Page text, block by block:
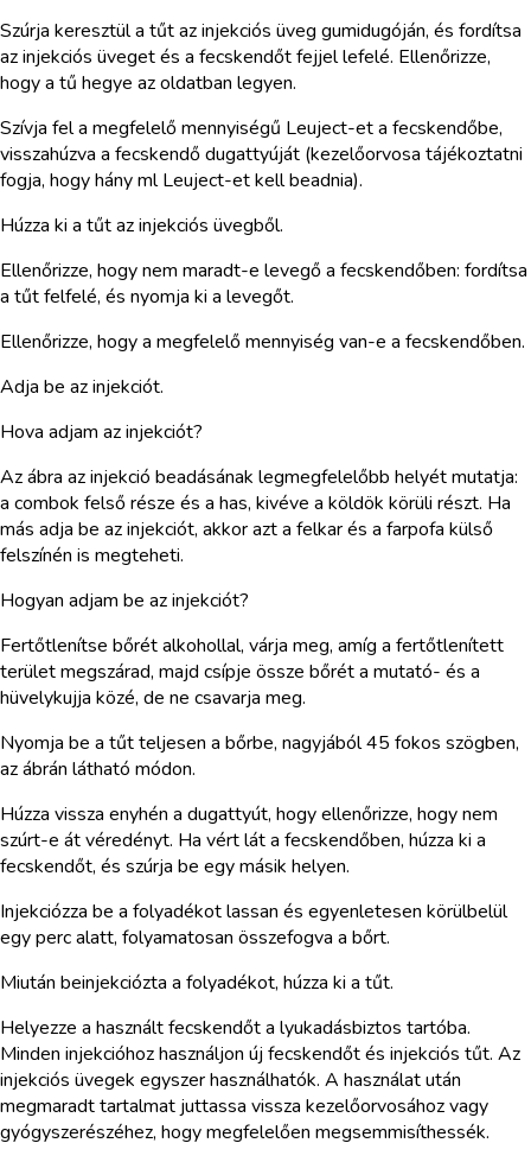
Szúrja keresztül a tűt az injekciós üveg gumidugóján, és fordítsa
az injekciós üveget és a fecskendőt fejjel lefelé. Ellenőrizze,
hogy a tű hegye az oldatban legyen.
Szívja fel a megfelelő mennyiségű Leuject-et a fecskendőbe,
visszahúzva a fecskendő dugattyúját (kezelőorvosa tájékoztatni
fogja, hogy hány ml Leuject-et kell beadnia).
Húzza ki a tűt az injekciós üvegből.
Ellenőrizze, hogy nem maradt-e levegő a fecskendőben: fordítsa
a tűt felfelé, és nyomja ki a levegőt.
Ellenőrizze, hogy a megfelelő mennyiség van-e a fecskendőben.
Adja be az injekciót.
Hova adjam az injekciót?
Az ábra az injekció beadásának legmegfelelőbb helyét mutatja:
a combok felső része és a has, kivéve a köldök körüli részt. Ha
más adja be az injekciót, akkor azt a felkar és a farpofa külső
felszínén is megteheti.
Hogyan adjam be az injekciót?
Fertőtlenítse bőrét alkohollal, várja meg, amíg a fertőtlenített
terület megszárad, majd csípje össze bőrét a mutató- és a
hüvelykujja közé, de ne csavarja meg.
Nyomja be a tűt teljesen a bőrbe, nagyjából 45 fokos szögben,
az ábrán látható módon.
Húzza vissza enyhén a dugattyút, hogy ellenőrizze, hogy nem
szúrt-e át véredényt. Ha vért lát a fecskendőben, húzza ki a
fecskendőt, és szúrja be egy másik helyen.
Injekciózza be a folyadékot lassan és egyenletesen körülbelül
egy perc alatt, folyamatosan összefogva a bőrt.
Miután beinjekciózta a folyadékot, húzza ki a tűt.
Helyezze a használt fecskendőt a lyukadásbiztos tartóba.
Minden injekcióhoz használjon új fecskendőt és injekciós tűt. Az
injekciós üvegek egyszer használhatók. A használat után
megmaradt tartalmat juttassa vissza kezelőorvosához vagy
gyógyszerészéhez, hogy megfelelően megsemmisíthessék.